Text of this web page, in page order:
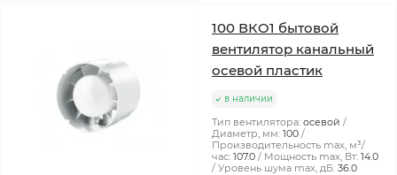
100 ВКО1 бытовой
вентилятор канальный
осевой пластик
в наличии
Тип вентилятора: осевой
Диаметр, мм: 100
Производительность max, м³/
час: 107.0 Мощность max, Вт: 14.0
Уровень шума max, дБ: 36.0